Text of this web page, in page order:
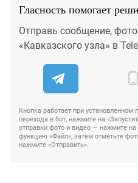
Гласность помогает
Отправь сообщение,
«Кавказского узла» в
Кнопка работает при
перехода в бот, нажмите на
отправки фото и видео — нажмите на
функцию «Файл», затем отметьте
нажмите «Отправить».